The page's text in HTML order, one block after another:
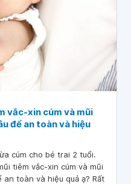
vắc-xin cúm và mũi
để an toàn và hiệu
cúm cho bé trai 2 tuổi.
tiêm vắc-xin cúm và mũi
toàn và hiệu quả ạ? Rất